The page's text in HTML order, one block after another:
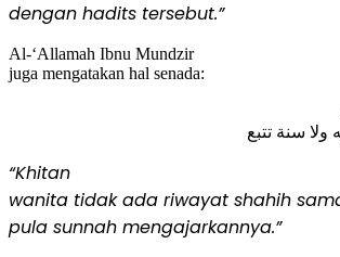
dengan hadits tersebut.”
Al-‘Allamah Ibnu Mundzir
juga mengatakan hal senada:
ولا سنة تتبع
“Khitan
wanita tidak ada riwayat shahih
pula sunnah mengajarkannya.”